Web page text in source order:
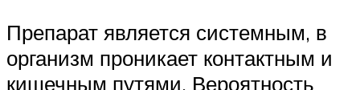
Препарат является системным, в
организм проникает контактным и
кишечным путями. Вероятность